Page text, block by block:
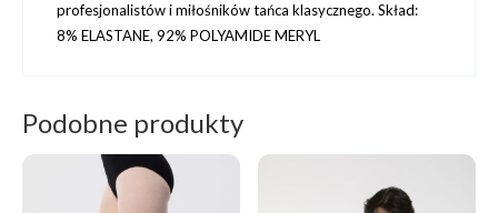
profesjonalistów i miłośników tańca klasycznego. Skład:
8% ELASTANE, 92% POLYAMIDE MERYL
Podobne produkty